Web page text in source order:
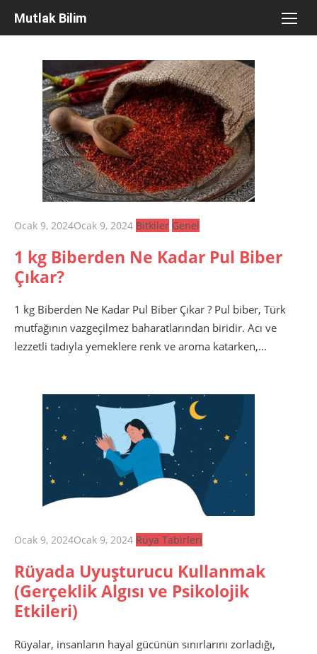
Mutlak Bilim
Posted
Ocak 9, 2024Ocak 9, 2024 Bitkiler Genel
1 kg Biberden Ne Kadar Pul Biber
Çıkar?
1 kg Biberden Ne Kadar Pul Biber Çıkar ? Pul biber, Türk
mutfağının vazgeçilmez baharatlarından biridir. Acı ve
lezzetli tadıyla yemeklere renk ve aroma katarken,...
Posted
Ocak 9, 2024Ocak 9, 2024 Rüya Tabirleri
Rüyada Uyuşturucu Kullanmak
(Gerçeklik Algısı ve Psikolojik
Etkileri)
Rüyalar, insanların hayal gücünün sınırlarını zorladığı,